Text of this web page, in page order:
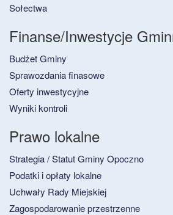
Sołectwa
Finanse/Inwestycje
Budżet Gminy
Sprawozdania finasowe
Oferty inwestycyjne
Wyniki kontroli
Prawo lokalne
Strategia / Statut Gminy Opoczno
Podatki i opłaty lokalne
Uchwały Rady Miejskiej
Zagospodarowanie przestrzenne